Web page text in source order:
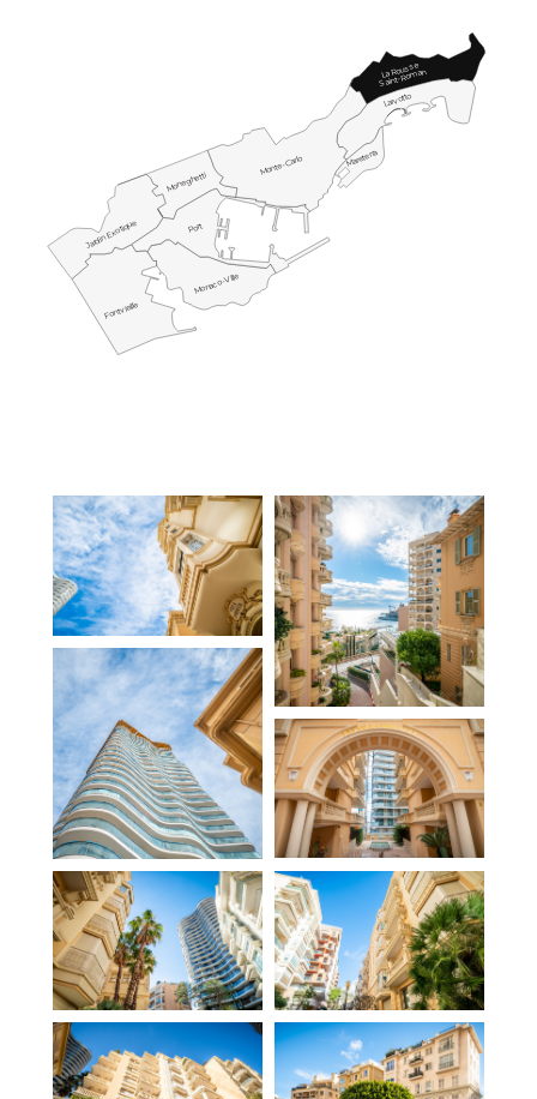
Monaco-Ville
Fontvieille
La Rousse
Saint-Roman
Larvotto
Moneghetti
Jardin Exotique Port
Monte-Carlo Mareterra